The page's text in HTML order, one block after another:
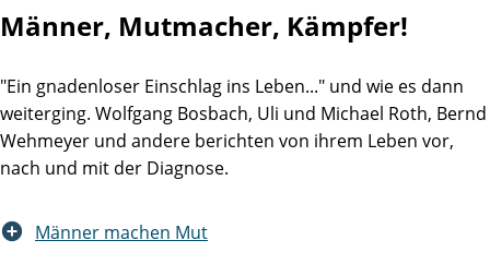
Männer, Mutmacher, Kämpfer!
"Ein gnadenloser Einschlag ins Leben..." und wie es dann
weiterging. Wolfgang Bosbach, Uli und Michael Roth, Bernd
Wehmeyer und andere berichten von ihrem Leben vor,
nach und mit der Diagnose.
Männer machen Mut